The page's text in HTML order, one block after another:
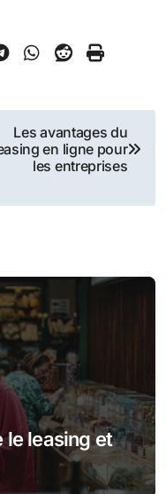
Les avantages du
en ligne pour
les entreprises
le leasing et